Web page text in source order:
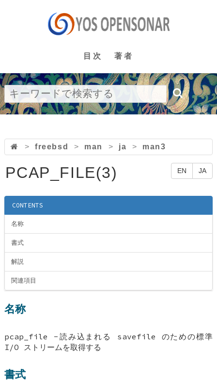
目次 著者
> freebsd > man > ja > man3
EN JA
PCAP_FILE(3)
CONTENTS
名称
書式
解説
関連項目
名称
pcap_file -読み込まれる savefile のための標準
I/O ストリームを取得する
書式